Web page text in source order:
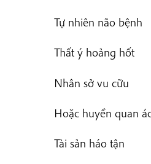
Tự nhiên
Thất ý
Nhân sở
Hoặc huyền
Tài sản